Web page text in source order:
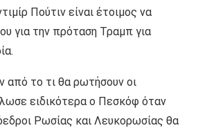
Πούτιν είναι έτοιμος να
για την πρόταση Τραμπ για
από το τι θα ρωτήσουν οι
ειδικότερα ο Πεσκόφ όταν
Ρωσίας και Λευκορωσίας θα